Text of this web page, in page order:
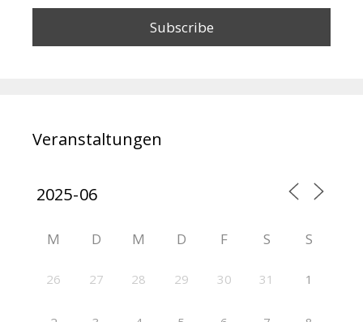
Veranstaltungen
M D M D F S S
26 27 28 29 30 31 1